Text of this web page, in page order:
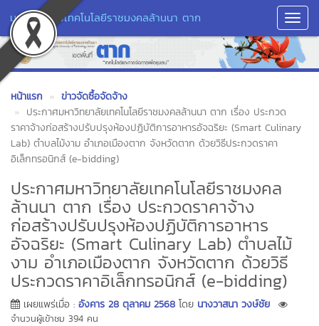
มหาวิทยาลัยเทคโนโลยีราชมงคลล้านนา ตาก
หน้าแรก
ข่าวจัดซื้อจัดจ้าง
ประกาศมหาวิทยาลัยเทคโนโลยีราชมงคลล้านนา ตาก เรื่อง ประกวด
ราคาจ้างก่อสร้างปรับปรุงห้องปฏิบัติการอาหารอัจฉริยะ (Smart Culinary
Lab) ตำบลไม้งาม อำเภอเมืองตาก จังหวัดตาก ด้วยวิธีประกวดราคา
อิเล็กทรอนิกส์ (e-bidding)
ประกาศมหาวิทยาลัยเทคโนโลยีราชมงคล
ล้านนา ตาก เรื่อง ประกวดราคาจ้าง
ก่อสร้างปรับปรุงห้องปฏิบัติการอาหาร
อัจฉริยะ (Smart Culinary Lab) ตำบลไม้
งาม อำเภอเมืองตาก จังหวัดตาก ด้วยวิธี
ประกวดราคาอิเล็กทรอนิกส์ (e-bidding)
เผยแพร่เมื่อ : อังคาร 28 ตุลาคม 2568 โดย นางวาสนา วงษ์ชัย
จำนวนผู้เข้าชม 394 คน